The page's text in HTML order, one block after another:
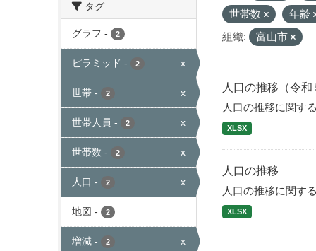
タグ
グラフ - 2
ピラミッド - 2 x
世帯 - 2 x
世帯人員 - 2 x
世帯数 - 2 x
人口 - 2 x
地図 - 2
増減 - 2 x
世帯数
年齢
組織:
富山市
人口の推移（令和
人口の推移に関す
XLSX
人口の推移
人口の推移に関す
XLSX